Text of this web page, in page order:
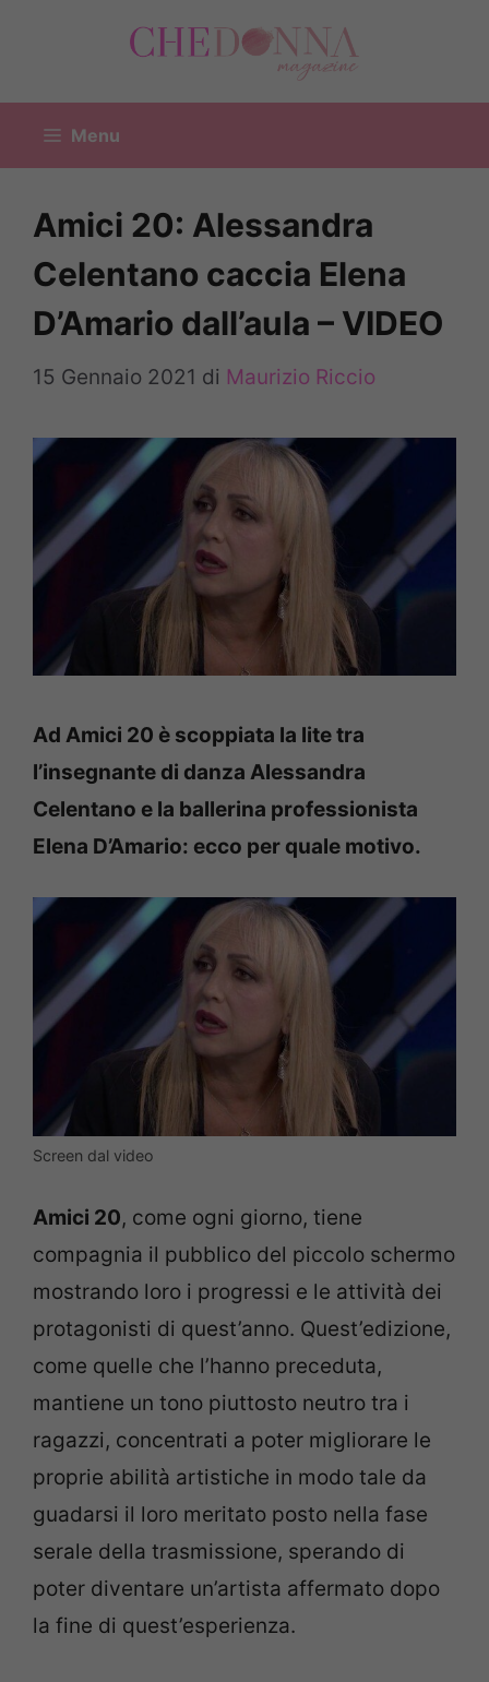
Menu
Amici 20: Alessandra
Celentano caccia Elena
D’Amario dall’aula – VIDEO
15 Gennaio 2021 di Maurizio Riccio
Ad Amici 20 è scoppiata la lite tra
l’insegnante di danza Alessandra
Celentano e la ballerina professionista
Elena D’Amario: ecco per quale motivo.
Screen dal video
Amici 20, come ogni giorno, tiene
compagnia il pubblico del piccolo schermo
mostrando loro i progressi e le attività dei
protagonisti di quest’anno. Quest’edizione,
come quelle che l’hanno preceduta,
mantiene un tono piuttosto neutro tra i
ragazzi, concentrati a poter migliorare le
proprie abilità artistiche in modo tale da
guadarsi il loro meritato posto nella fase
serale della trasmissione, sperando di
poter diventare un’artista affermato dopo
la fine di quest’esperienza.